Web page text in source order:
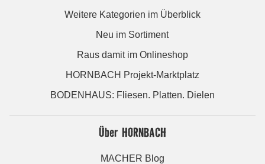
Weitere Kategorien im Überblick
Neu im Sortiment
Raus damit im Onlineshop
HORNBACH Projekt-Marktplatz
BODENHAUS: Fliesen. Platten. Dielen
Über HORNBACH
MACHER Blog